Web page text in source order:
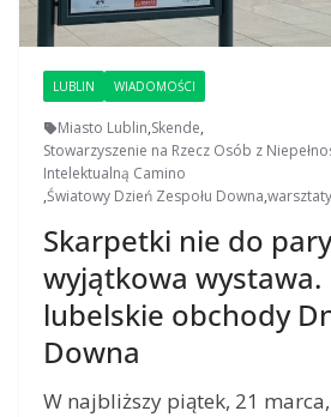
LUBLIN WIADOMOŚCI
Miasto Lublin,Skende,
Stowarzyszenie na Rzecz Osób z
Intelektualną Camino
,Światowy Dzień Zespołu Downa,warsztaty
Skarpetki nie do
wyjątkowa wystawa.
lubelskie obchody
Downa
W najbliższy piątek, 21